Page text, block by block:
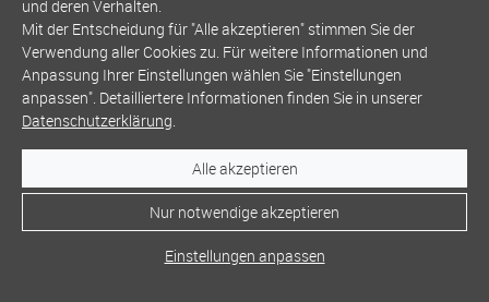
und deren Verhalten.
Mit der Entscheidung für "Alle akzeptieren" stimmen Sie der
Verwendung aller Cookies zu. Für weitere Informationen und
Anpassung Ihrer Einstellungen wählen Sie "Einstellungen
anpassen". Detailliertere Informationen finden Sie in unserer
Datenschutzerklärung.
Alle akzeptieren
Nur notwendige akzeptieren
Einstellungen anpassen